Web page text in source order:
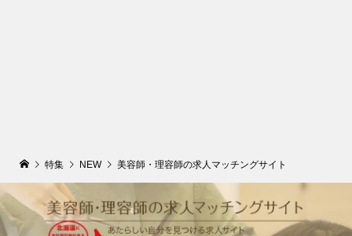
特集 NEW 美容師・理容師の求人マッチングサイト